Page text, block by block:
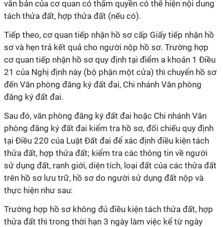
văn bản của cơ quan có thẩm quyền có thể hiện nội dung
tách thửa đất, hợp thửa đất (nếu có).
Tiếp theo, cơ quan tiếp nhận hồ sơ cấp Giấy tiếp nhận hồ
sơ và hẹn trả kết quả cho người nộp hồ sơ. Trường hợp
cơ quan tiếp nhận hồ sơ quy định tại điểm a khoản 1 Điều
21 của Nghị định này (bộ phận một cửa) thì chuyển hồ sơ
đến Văn phòng đăng ký đất đai, Chi nhánh Văn phòng
đăng ký đất đai.
Sau đó, văn phòng đăng ký đất đai hoặc Chi nhánh Văn
phòng đăng ký đất đai kiểm tra hồ sơ, đối chiếu quy định
tại Điều 220 của Luật Đất đai để xác định điều kiện tách
thửa đất, hợp thửa đất; kiểm tra các thông tin về người
sử dụng đất, ranh giới, diện tích, loại đất của các thửa đất
trên hồ sơ lưu trữ, hồ sơ do người sử dụng đất nộp và
thực hiện như sau:
Trường hợp hồ sơ không đủ điều kiện tách thửa đất, hợp
thửa đất thì trong thời hạn 3 ngày làm việc kể từ ngày